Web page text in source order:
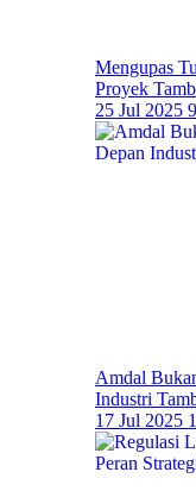
Mengupas
Proyek
25 Jul 2025
Amdal
Industri
17 Jul 2025